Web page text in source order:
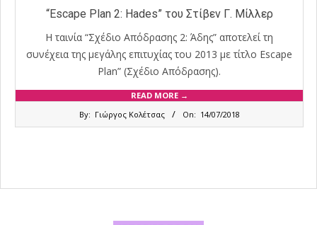
“Escape Plan 2: Hades” του Στίβεν Γ. Μίλλερ
Η ταινία “Σχέδιο Απόδρασης 2: Άδης” αποτελεί τη
συνέχεια της μεγάλης επιτυχίας του 2013 με τίτλο Escape
Plan” (Σχέδιο Απόδρασης).
READ MORE →
By: Γιώργος Κολέτσας On: 14/07/2018